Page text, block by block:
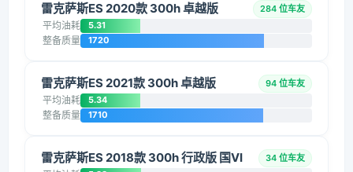
雷克萨斯ES 2020款 300h 卓越版 284 位车友
平均油耗 5.31
整备质量 1720
雷克萨斯ES 2021款 300h 卓越版 94 位车友
平均油耗 5.34
整备质量 1710
雷克萨斯ES 2018款 300h 行政版 国VI 34 位车友